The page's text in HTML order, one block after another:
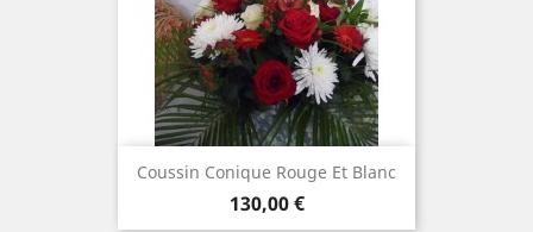
Coussin Conique Rouge Et Blanc
Prix
130,00 €